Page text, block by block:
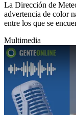
La Dirección de
advertencia de color
entre los que se
Multimedia